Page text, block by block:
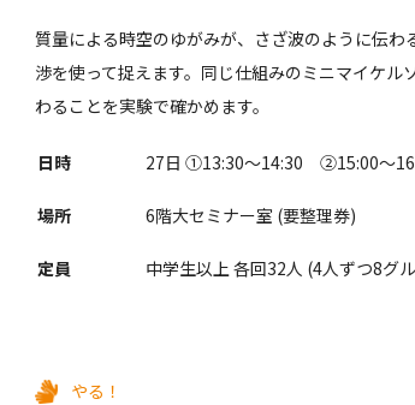
質量による時空のゆがみが、さざ波のように伝
渉を使って捉えます。同じ仕組みのミニマイケ
わることを実験で確かめます。
日時 27日 ①13:30〜14:30 ②15:00〜
場所 6階大セミナー室 (要整理券)
定員 中学生以上 各回32人 (4人ずつ8グ
やる！